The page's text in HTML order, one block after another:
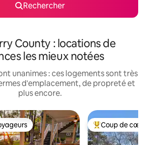
Rechercher
County : locations de
les mieux notées
unanimes : ces logements sont très
d'emplacement, de propreté et
plus encore.
Coups de cœur
Coup de cœur